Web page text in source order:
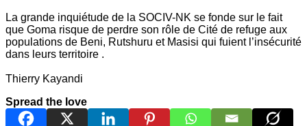
La grande inquiétude de la SOCIV-NK se fonde sur le fait
que Goma risque de perdre son rôle de Cité de refuge aux
populations de Beni, Rutshuru et Masisi qui fuient l’insécurité
dans leurs territoire .
Thierry Kayandi
Spread the love